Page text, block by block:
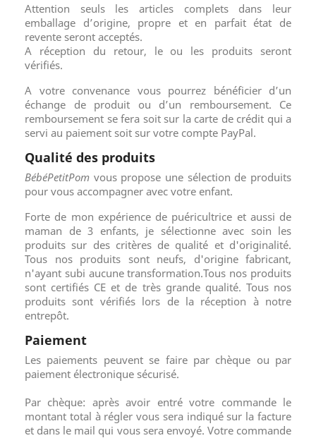
Attention seuls les articles complets dans leur
emballage d’origine, propre et en parfait état de
revente seront acceptés.
A réception du retour, le ou les produits seront
vérifiés.
A votre convenance vous pourrez bénéficier d’un
échange de produit ou d’un remboursement. Ce
remboursement se fera soit sur la carte de crédit qui a
servi au paiement soit sur votre compte PayPal.
Qualité des produits
BébéPetitPom vous propose une sélection de produits
pour vous accompagner avec votre enfant.
Forte de mon expérience de puéricultrice et aussi de
maman de 3 enfants, je sélectionne avec soin les
produits sur des critères de qualité et d'originalité.
Tous nos produits sont neufs, d'origine fabricant,
n'ayant subi aucune transformation.Tous nos produits
sont certifiés CE et de très grande qualité. Tous nos
produits sont vérifiés lors de la réception à notre
entrepôt.
Paiement
Les paiements peuvent se faire par chèque ou par
paiement électronique sécurisé.
Par chèque: après avoir entré votre commande le
montant total à régler vous sera indiqué sur la facture
et dans le mail qui vous sera envoyé. Votre commande